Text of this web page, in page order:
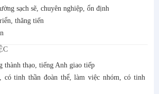
sạch sẽ, chuyên nghiệp, ổn định
thăng tiến
thành thạo, tiếng Anh giao tiếp
có tinh thần đoàn thể, làm việc nhóm, có tinh